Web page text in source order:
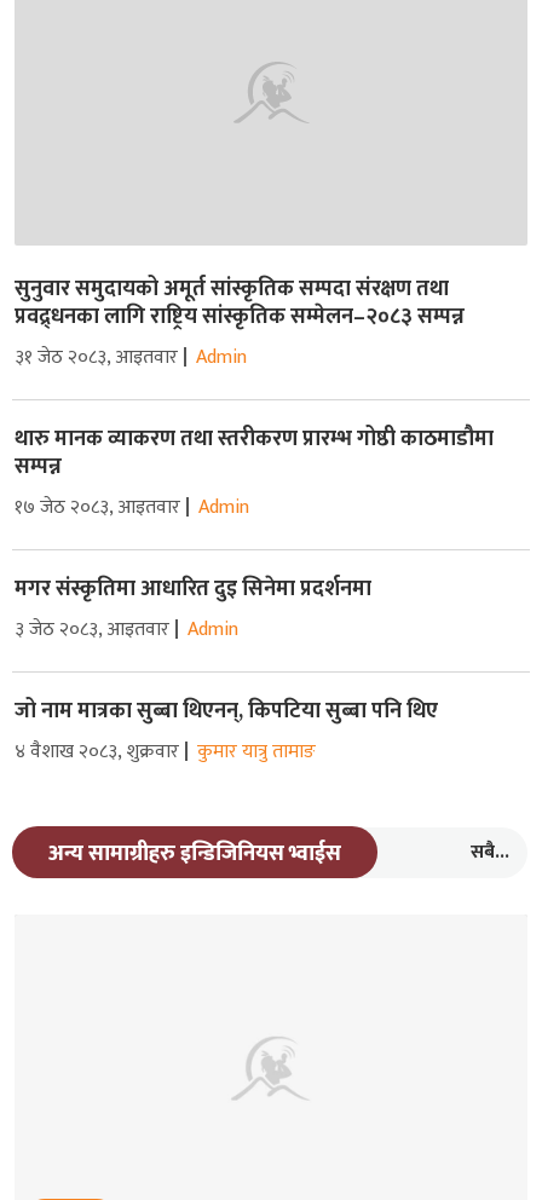
सुनुवार समुदायको अमूर्त सांस्कृतिक सम्पदा संरक्षण तथा
प्रवद्र्धनका लागि राष्ट्रिय सांस्कृतिक सम्मेलन–२०८३ सम्पन्न
३१ जेठ २०८३, आइतवार Admin
थारु मानक व्याकरण तथा स्तरीकरण प्रारम्भ गोष्ठी काठमाडौमा
सम्पन्न
१७ जेठ २०८३, आइतवार Admin
मगर संस्कृतिमा आधारित दुइ सिनेमा प्रदर्शनमा
३ जेठ २०८३, आइतवार Admin
जो नाम मात्रका सुब्बा थिएनन्, किपटिया सुब्बा पनि थिए
४ वैशाख २०८३, शुक्रवार कुमार यात्रु तामाङ
अन्य सामाग्रीहरु इन्डिजिनियस भ्वाईस सबै...